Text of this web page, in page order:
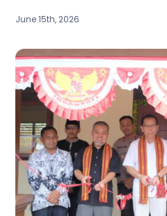
June 15th, 2026